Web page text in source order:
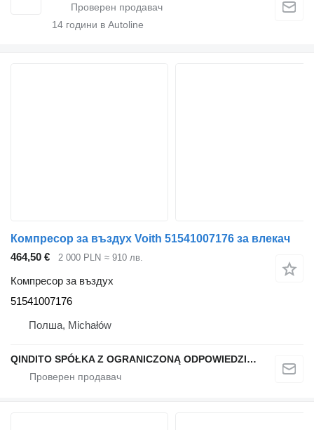
14 години в Autoline
Компресор за въздух Voith 51541007176 за влекач
464,50 €
2 000 PLN ≈ 910 лв.
Компресор за въздух
51541007176
Полша, Michałów
QINDITO SPÓŁKA Z OGRANICZONĄ ODPOWIEDZIALNOŚCIĄ